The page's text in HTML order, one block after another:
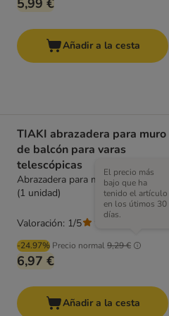
5,99 €
Añadir a la cesta
TIAKI abrazadera para muro
de balcón para varas
telescópicas
Abrazadera para muro de balcón
(1 unidad)
-24.97% Precio normal9,29 €
El precio más
bajo que ha
tenido el artículo
en los útimos 30
días.
6,97 €
Valoración: 1/5
Añadir a la cesta